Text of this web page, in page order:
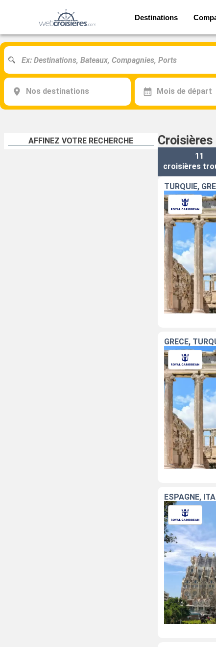
Destinations
Nos destinations Mois de départ
AFFINEZ VOTRE RECHERCHE
11
croisières
TURQUIE,
GRÈCE,
ESPAGNE,